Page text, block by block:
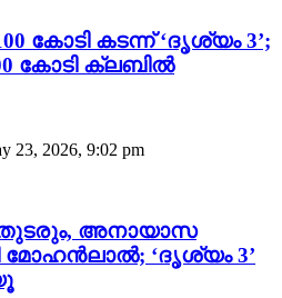
കോടി കടന്ന് ‘ദൃശ്യം 3’;
കോടി ക്ലബിൽ
23, 2026, 9:02 pm
തുടരും, അനായാസ
‘ദൃശ്യം 3’